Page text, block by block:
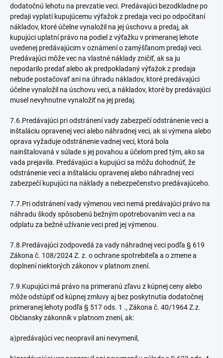
dodatočnú lehotu na prevzatie veci. Predávajúci bezodkladne po
predaji vyplatí kupujúcemu výťažok z predaja veci po odpočítaní
nákladov, ktoré účelne vynaložil na jej úschovu a predaj, ak
kupujúci uplatní právo na podiel z výťažku v primeranej lehote
uvedenej predávajúcim v oznámení o zamýšľanom predaji veci.
Predávajúci môže vec na vlastné náklady zničiť, ak sa ju
nepodarilo predať alebo ak predpokladaný výťažok z predaja
nebude postačovať ani na úhradu nákladov, ktoré predávajúci
účelne vynaložil na úschovu veci, a nákladov, ktoré by predávajúci
musel nevyhnutne vynaložiť na jej predaj.
7.6.Predávajúci pri odstránení vady zabezpečí odstránenie veci a
inštaláciu opravenej veci alebo náhradnej veci, ak si výmena alebo
oprava vyžaduje odstránenie vadnej veci, ktorá bola
nainštalovaná v súlade s jej povahou a účelom pred tým, ako sa
vada prejavila. Predávajúci a kupujúci sa môžu dohodnúť, že
odstránenie veci a inštaláciu opravenej alebo náhradnej veci
zabezpečí kupujúci na náklady a nebezpečenstvo predávajúceho.
7.7.Pri odstránení vady výmenou veci nemá predávajúci právo na
náhradu škody spôsobenú bežným opotrebovaním veci a na
odplatu za bežné užívanie veci pred jej výmenou.
7.8.Predávajúci zodpovedá za vady náhradnej veci podľa § 619
Zákona č. 108/2024 Z. z. o ochrane spotrebiteľa a o zmene a
doplnení niektorých zákonov v platnom znení.
7.9.Kupujúci má právo na primeranú zľavu z kúpnej ceny alebo
môže odstúpiť od kúpnej zmluvy aj bez poskytnutia dodatočnej
primeranej lehoty podľa § 517 ods. 1 ., Zákona č. 40/1964 Z.z.
Občiansky zákonník v platnom znení, ak:
a)predávajúci vec neopravil ani nevymenil,